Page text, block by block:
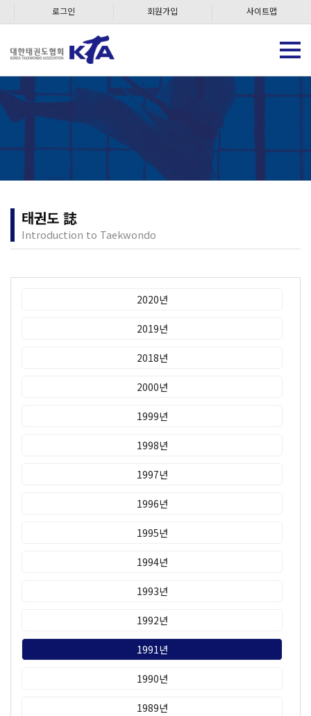
로그인 회원가입 사이트맵
태권도 誌
Introduction to Taekwondo
2020년
2019년
2018년
2000년
1999년
1998년
1997년
1996년
1995년
1994년
1993년
1992년
1991년
1990년
1989년